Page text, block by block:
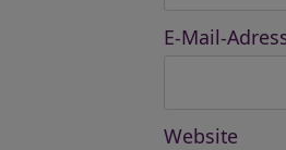
E-Mail-
Website